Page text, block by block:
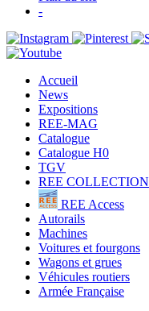
-
Accueil
News
Expositions
REE-MAG
Catalogue
Catalogue H0
TGV
REE COLLECTION
REE Access
Autorails
Machines
Voitures et fourgons
Wagons et grues
Véhicules routiers
Armée Française